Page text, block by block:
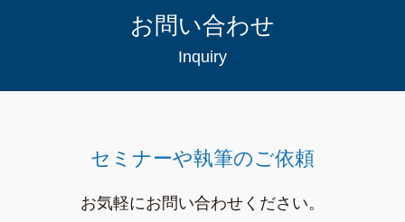
お問い合わせ
Inquiry
セミナーや執筆のご依頼
お気軽にお問い合わせください。